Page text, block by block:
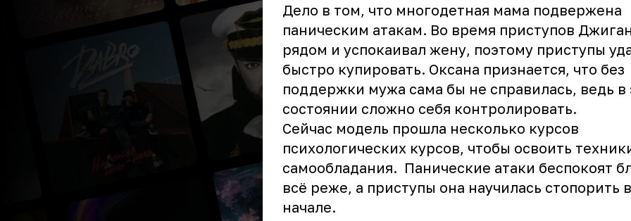
Дело в том, что многодетная мама подвержена
паническим атакам. Во время приступов
рядом и успокаивал жену, поэтому приступы
быстро купировать. Оксана признается, что без
поддержки мужа сама бы не справилась, ведь в
состоянии сложно себя контролировать.
Сейчас модель прошла несколько курсов
психологических курсов, чтобы освоить
самообладания. Панические атаки беспокоят
всё реже, а приступы она научилась стопорить
начале.